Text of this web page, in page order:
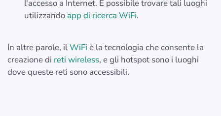
l'accesso a Internet. È possibile trovare tali luoghi
utilizzando app di ricerca WiFi.
In altre parole, ilWiFi è la tecnologia che consente la
creazione di reti wireless, e gli hotspot sono i luoghi
dove queste reti sono accessibili.